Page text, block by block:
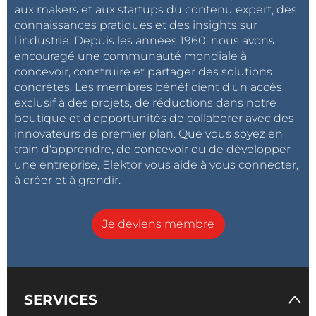
aux makers et aux startups du contenu expert, des
connaissances pratiques et des insights sur
l'industrie. Depuis les années 1960, nous avons
encouragé une communauté mondiale à
concevoir, construire et partager des solutions
concrètes. Les membres bénéficient d'un accès
exclusif à des projets, de réductions dans notre
boutique et d'opportunités de collaborer avec des
innovateurs de premier plan. Que vous soyez en
train d'apprendre, de concevoir ou de développer
une entreprise, Elektor vous aide à vous connecter,
à créer et à grandir.
Je deviens membre
SERVICES